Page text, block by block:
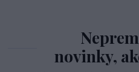
novinky,